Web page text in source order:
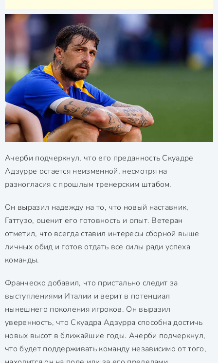
Ачерби подчеркнул, что его преданность Скуадре
Адзурре остается неизменной, несмотря на
разногласия с прошлым тренерским штабом.
Он выразил надежду на то, что новый наставник,
Гаттузо, оценит его готовность и опыт. Ветеран
отметил, что всегда ставил интересы сборной выше
личных обид и готов отдать все силы ради успеха
команды.
Франческо добавил, что пристально следит за
выступлениями Италии и верит в потенциал
нынешнего поколения игроков. Он выразил
уверенность, что Скуадра Адзурра способна достичь
новых высот в ближайшие годы. Ачерби подчеркнул,
что будет поддерживать команду независимо от того,